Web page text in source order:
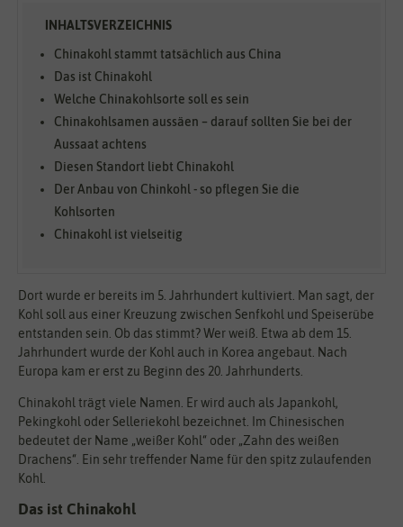
Chinakohl stammt tatsächlich aus China
Das ist Chinakohl
Welche Chinakohlsorte soll es sein
Chinakohlsamen aussäen – darauf sollten Sie bei der
Aussaat achtens
Diesen Standort liebt Chinakohl
Der Anbau von Chinkohl - so pflegen Sie die
Kohlsorten
Chinakohl ist vielseitig
Dort wurde er bereits im 5. Jahrhundert kultiviert. Man sagt, der
Kohl soll aus einer Kreuzung zwischen Senfkohl und Speiserübe
entstanden sein. Ob das stimmt? Wer weiß. Etwa ab dem 15.
Jahrhundert wurde der Kohl auch in Korea angebaut. Nach
Europa kam er erst zu Beginn des 20. Jahrhunderts.
Chinakohl trägt viele Namen. Er wird auch als Japankohl,
Pekingkohl oder Selleriekohl bezeichnet. Im Chinesischen
bedeutet der Name „weißer Kohl“ oder „Zahn des weißen
Drachens“. Ein sehr treffender Name für den spitz zulaufenden
Kohl.
Das ist Chinakohl